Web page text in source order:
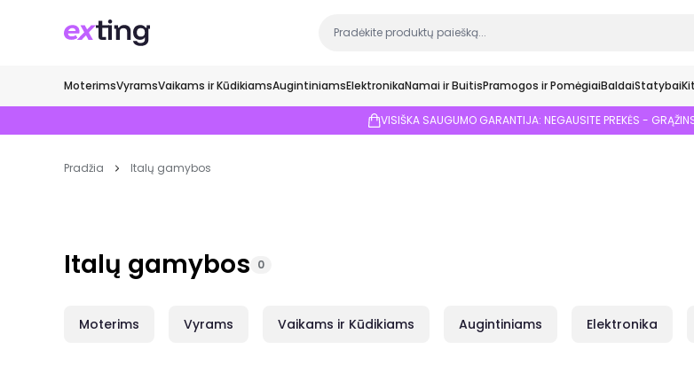
MoterimsVyramsVaikams ir KūdikiamsAugintiniamsElektronikaNamai ir BuitisPramogos ir PomėgiaiBaldaiStatybai
VISIŠKA SAUGUMO GARANTIJA: NEGAUSITE PREKĖS -
Pradžia Italų gamybos
Italų gamybos 0
Moterims Vyrams Vaikams ir Kūdikiams Augintiniams Elektronika